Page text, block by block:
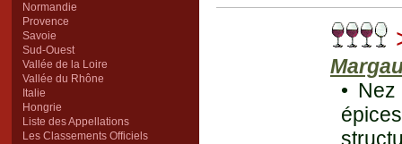
Normandie
Provence
Savoie
Sud-Ouest
Vallée de la Loire
Vallée du Rhône
Italie
Hongrie
Liste des Appellations
Les Classements Officiels
•